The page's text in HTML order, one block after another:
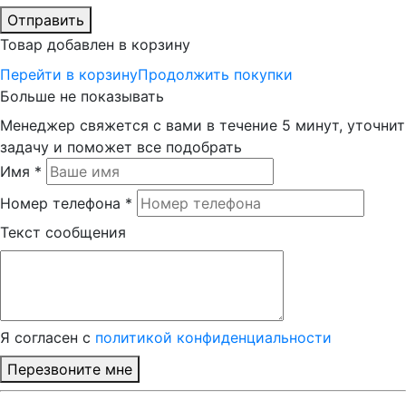
Отправить
Товар добавлен в корзину
Перейти в корзинуПродолжить покупки
Больше не показывать
Менеджер свяжется с вами в течение 5 минут, уточнит
задачу и поможет все подобрать
Имя *
Номер телефона *
Текст сообщения
Я согласен с политикой конфиденциальности
Перезвоните мне